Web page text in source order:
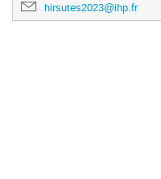
hirsutes2023@ihp.fr